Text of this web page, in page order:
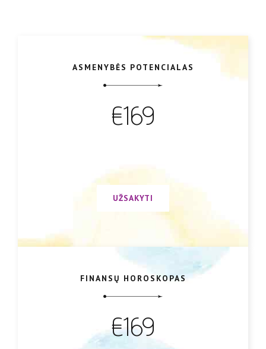
ASMENYBĖS POTENCIALAS
€169
UŽSAKYTI
FINANSŲ HOROSKOPAS
€169